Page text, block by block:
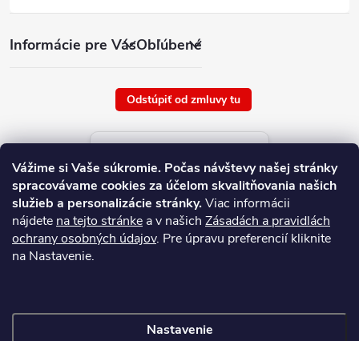
Vážime si Vaše súkromie. Počas návštevy našej stránky
spracovávame cookies za účelom skvalitňovania našich
služieb a personalizácie stránky.Viac informácii
nájdete na tejto stránke a v našich Zásadách a pravidlách
ochrany osobných údajov. Pre úpravu preferencií kliknite
na Nastavenie.
Nastavenie
Informácie pre VásObľúbené
Odstúpiť od zmluvy tu
Aktuálne ceny tovaru
platné od : 7/8/2026